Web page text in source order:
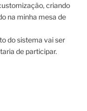
criando
na minha mesa de
do sistema vai ser
de participar.